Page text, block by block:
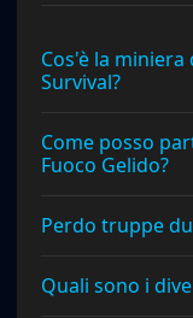
Cos'è la
Survival?
Come posso
Fuoco Gelido?
Perdo truppe
Quali sono i